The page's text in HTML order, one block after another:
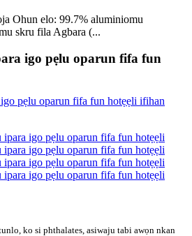
Ohun elo: 99.7% aluminiomu
skru fila Agbara (...
igo pẹlu oparun fifa fun
ko si phthalates, asiwaju tabi awọn nkan